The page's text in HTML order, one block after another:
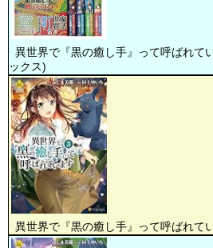
異世界で『黒の癒し手』って呼ばれて
ックス)
異世界で『黒の癒し手』って呼ばれて